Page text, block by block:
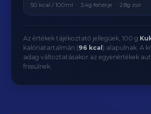
50 kcal / 100ml · 3.4g fehérje · 2.8g zsír
Az értékek tájékoztató jellegűek, 100 g
kalóriatartalmán (96 kcal ) alapulnak. A
adag változtatásakor az egyenértékek
frissülnek.